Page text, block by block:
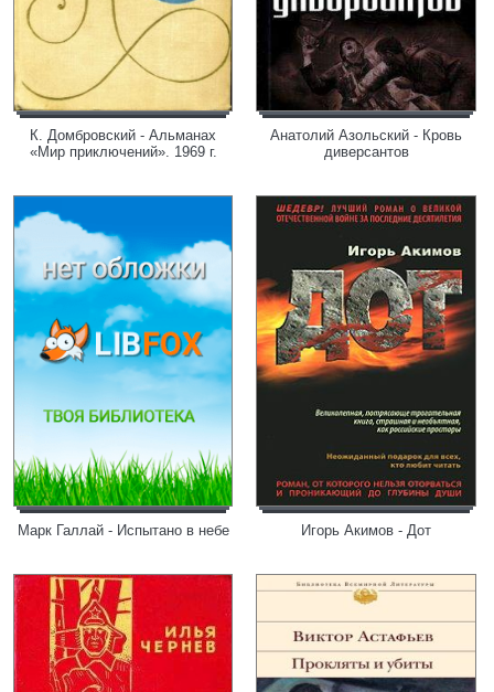
К. Домбровский - Альманах
«Мир приключений». 1969 г.
Анатолий Азольский - Кровь
диверсантов
Марк Галлай - Испытано в небе Игорь Акимов - Дот